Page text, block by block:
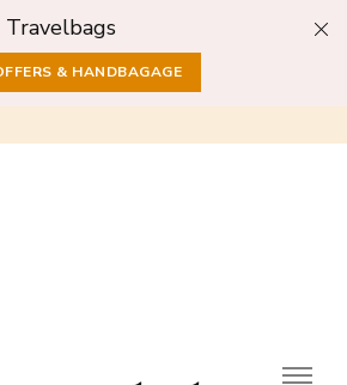
Travelbags
& HANDBAGAGE